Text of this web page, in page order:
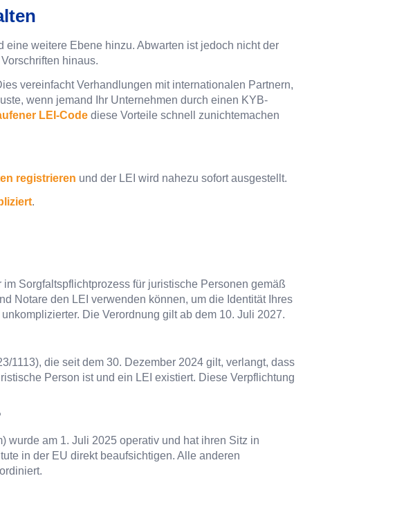
weitere Ebene hinzu. Abwarten ist jedoch nicht der
hinaus.
vereinfacht Verhandlungen mit internationalen Partnern,
wenn jemand Ihr Unternehmen durch einen KYB-
LEI-Code diese Vorteile schnell zunichtemachen
registrieren und der LEI wird nahezu sofort ausgestellt.
.
Sorgfaltspflichtprozess für juristische Personen gemäß
Notare den LEI verwenden können, um die Identität Ihres
Die Verordnung gilt ab dem 10. Juli 2027.
1113), die seit dem 30. Dezember 2024 gilt, verlangt, dass
Person ist und ein LEI existiert. Diese Verpflichtung
wurde am 1. Juli 2025 operativ und hat ihren Sitz in
in der EU direkt beaufsichtigen. Alle anderen